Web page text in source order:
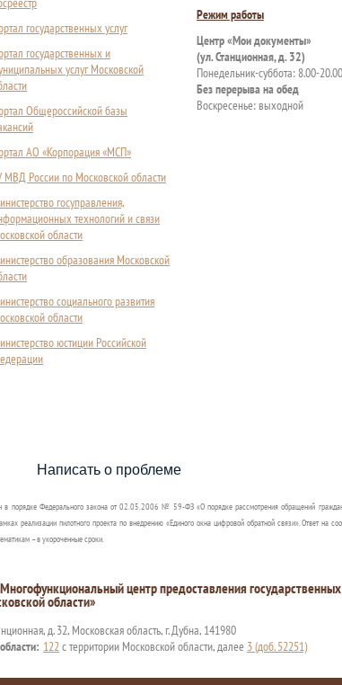
государственных услуг
государственных и
услуг Московской
Общероссийской базы
АО «Корпорация «МСП»
МВД России по Московской области
госуправления,
технологий и связи
области
образования Московской
социального развития
области
юстиции Российской
Режим работы
Центр «Мои документы»
(ул. Станционная, д. 32)
Понедельник-суббота: 8.00-20.00
Без перерыва на обед
Воскресенье: выходной
выплаты или пособия?
Написать о проблеме
в порядке Федерального закона от 02.05.2006 № 59-ФЗ «О порядке рассмотрения обращений
реализации пилотного проекта по внедрению «Единого окна цифровой обратной связи». Ответ на
– в укороченные сроки.
центр предоставления
области»
д. 32, Московская область, г. Дубна, 141980
122с территории Московской области, далее 3 (доб. 52251)